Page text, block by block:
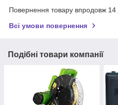
Повернення товару впродовж 14
Всі умови повернення
Подібні товари компанії